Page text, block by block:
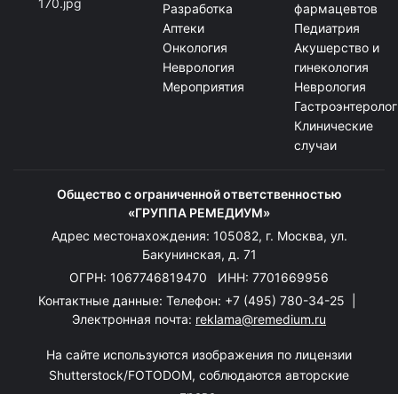
Разработка
Аптеки
Онкология
Неврология
Мероприятия
фармацевтов
Педиатрия
Акушерство и
гинекология
Неврология
Клинические
случаи
Общество с ограниченной ответственностью
«ГРУППА РЕМЕДИУМ»
Адрес местонахождения: 105082, г. Москва, ул.
Бакунинская, д. 71
ОГРН: 1067746819470 ИНН: 7701669956
Контактные данные: Телефон: +7 (495) 780-34-25
Электронная почта: reklama@remedium.ru
На сайте используются изображения по лицензии
Shutterstock/FOTODOM, соблюдаются авторские